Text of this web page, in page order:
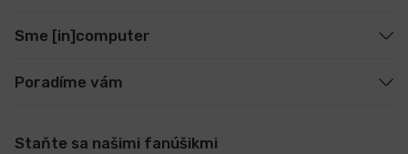
Sme [in]computer
Poradíme vám
Staňte sa našimi fanúšikmi